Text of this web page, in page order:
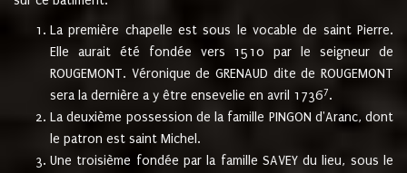
La première chapelle est sous le vocable de saint Pierre.
Elle aurait été fondée vers 1510 par le seigneur de
ROUGEMONT. Véronique de GRENAUD dite de ROUGEMONT
sera la dernière a y être ensevelie en avril 17367.
La deuxième possession de la famille PINGON d'Aranc, dont
le patron est saint Michel.
Une troisième fondée par la famille SAVEY du lieu, sous le